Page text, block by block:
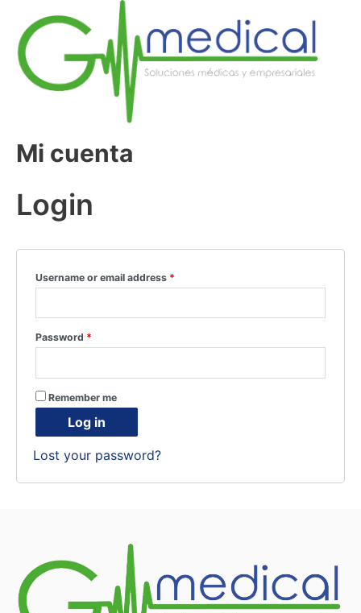
Mi cuenta
Login
Username or email address *
Password *
Remember me
Log in
Lost your password?